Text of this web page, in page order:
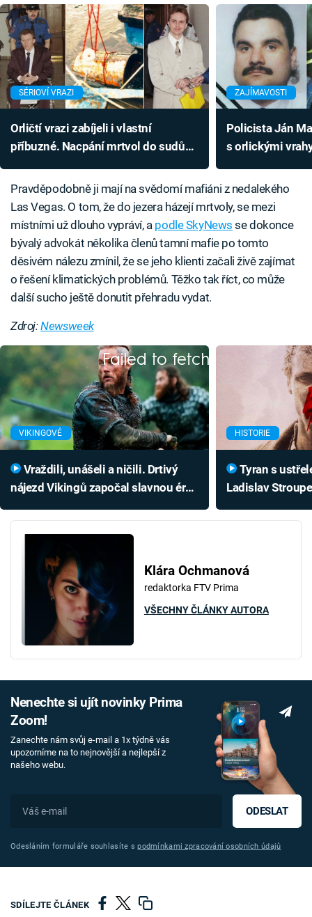
SÉRIOVÍ VRAZI
Orličtí vrazi zabíjeli i vlastní
příbuzné. Nacpání mrtvol do sudů
ZAJÍMAVOSTI
Policista Ján
s orlickými
Pravděpodobně ji mají na svědomí mafiáni z nedalekého
Las Vegas. O tom, že do jezera házejí mrtvoly, se mezi
místními už dlouho vypráví, a podle SkyNews se dokonce
bývalý advokát několika členů tamní mafie po tomto
děsivém nálezu zmínil, že se jeho klienti začali živě zajímat
o řešení klimatických problémů. Těžko tak říct, co může
další sucho ještě donutit přehradu vydat.
Zdroj:Newsweek
Failed to fetch
VIKINGOVÉ
nájezd Vikingů započal slavnou éru,
HISTORIE
Ladislav
Klára Ochmanová
redaktorka FTV Prima
VŠECHNY ČLÁNKY AUTORA
Nenechte si ujít novinky Prima
Zoom!
Zanechte nám svůj e-mail a 1x týdně vás
upozorníme na to nejnovější a nejlepší z
našeho webu.
ODESLAT
Odesláním formuláře souhlasíte spodmínkami zpracování osobních údajů
SDÍLEJTE ČLÁNEK